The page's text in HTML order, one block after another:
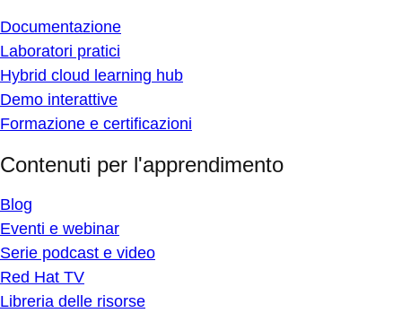
Documentazione
Laboratori pratici
Hybrid cloud learning hub
Demo interattive
Formazione e certificazioni
Contenuti per l'apprendimento
Blog
Eventi e webinar
Serie podcast e video
Red Hat TV
Libreria delle risorse